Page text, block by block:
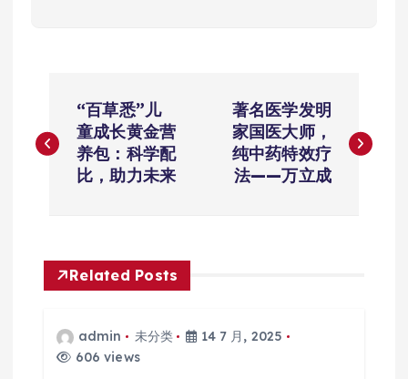
章
“百草悉”儿
童成长黄金营
养包：科学配
比，助力未来
著名医学发明
家国医大师，
纯中药特效疗
法——万立成
Related Posts
admin 未分类
14 7 月, 2025
606 views